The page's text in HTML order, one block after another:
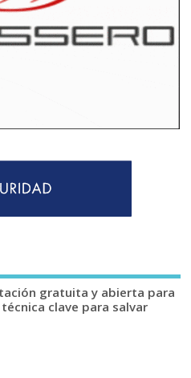
gratuita y abierta para
técnica clave para salvar